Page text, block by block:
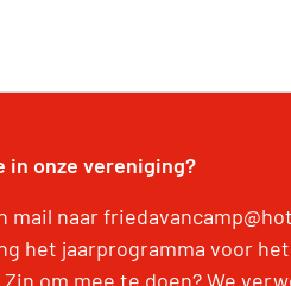
in onze vereniging?
mail naar
het jaarprogramma voor
om mee te doen? We